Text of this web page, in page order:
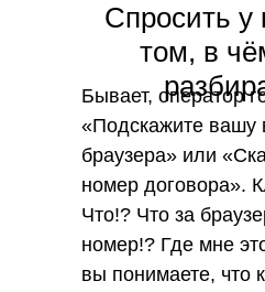
которому
пройтись, перед
ответ клиенту.
Спросить у
том, в
Бывает, оператор
«Подскажите вашу
браузера» или
номер договора».
Что!? Что за
номер!? Где мне
вы понимаете, что